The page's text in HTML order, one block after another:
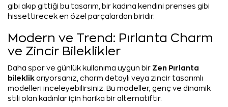
gibi akıp gittiği bu tasarım, bir kadına kendini prenses gibi
hissettirecek en özel parçalardan biridir.
Modern ve Trend: Pırlanta Charm
ve Zincir Bileklikler
Daha spor ve günlük kullanıma uygun bir Zen Pırlanta
bileklik arıyorsanız, charm detaylı veya zincir tasarımlı
modelleri inceleyebilirsiniz. Bu modeller, genç ve dinamik
stili olan kadınlar için harika bir alternatiftir.